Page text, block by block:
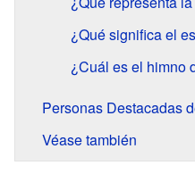
¿Qué significa el
¿Cuál es el himno
Personas Destacadas
Véase también